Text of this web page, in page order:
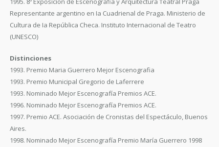
Representante argentino en Ia Cuadrienal de Praga. Ministerio de
Cultura de Ia República Checa. Instituto Internacional de Teatro
(UNESCO)
Distinciones
1993. Premio Maria Guerrero Mejor Escenografia
1993. Premio Municipal Gregorio de Laferrere
1993. Nominado Mejor Escenografía Premios ACE.
1996. Nominado Mejor Escenografía Premios ACE.
1997. Premio ACE. Asociación de Cronistas del Espectáculo, Buenos
Aires.
1998. Nominado Mejor Escenografía Premio María Guerrero 1998